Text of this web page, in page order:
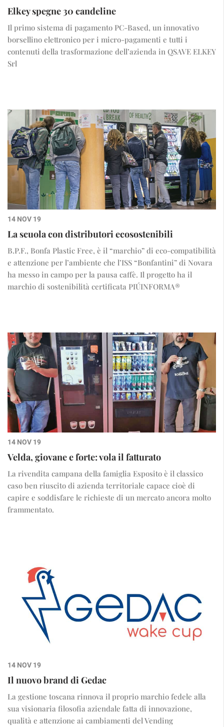
Elkey spegne 30 candeline
Il primo sistema di pagamento PC-Based, un innovativo
borsellino elettronico per i micro-pagamenti e tutti i
contenuti della trasformazione dell’azienda in QSAVE ELKEY
Srl
14 NOV 19
La scuola con distributori ecosostenibili
B.P.F., Bonfa Plastic Free, è il “marchio” di eco-compatibilità
e attenzione per l’ambiente che l’ISS “Bonfantini” di Novara
ha messo in campo per la pausa caffè. Il progetto ha il
marchio di sostenibilità certificata PIÚINFORMA®
14 NOV 19
Velda, giovane e forte: vola il fatturato
La rivendita campana della famiglia Esposito è il classico
caso ben riuscito di azienda territoriale capace cioè di
capire e soddisfare le richieste di un mercato ancora molto
frammentato.
14 NOV 19
Il nuovo brand di Gedac
La gestione toscana rinnova il proprio marchio fedele alla
sua visionaria filosofia aziendale fatta di innovazione,
qualità e attenzione ai cambiamenti del Vending